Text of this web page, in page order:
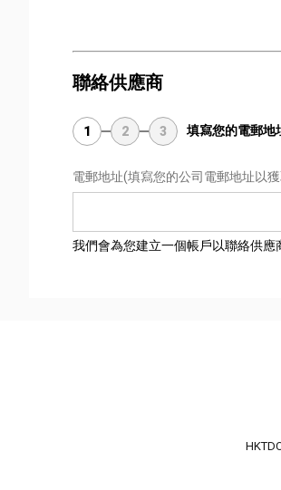
聯絡供應商
1 2 3 填寫您的電郵地
電郵地址(填寫您的公司電郵地址以
我們會為您建立一個帳戶以聯絡供應